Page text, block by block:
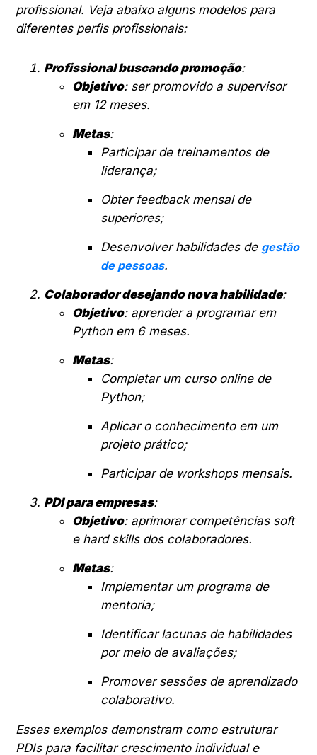
profissional. Veja abaixo alguns modelos para
diferentes perfis profissionais:
Profissional buscando promoção:
Objetivo: ser promovido a supervisor
em 12 meses.
Metas:
Participar de treinamentos de
liderança;
Obter feedback mensal de
superiores;
Desenvolver habilidades de gestão
de pessoas.
Colaborador desejando nova habilidade:
Objetivo: aprender a programar em
Python em 6 meses.
Metas:
Completar um curso online de
Python;
Aplicar o conhecimento em um
projeto prático;
Participar de workshops mensais.
PDI para empresas:
Objetivo: aprimorar competências soft
e hard skills dos colaboradores.
Metas:
Implementar um programa de
mentoria;
Identificar lacunas de habilidades
por meio de avaliações;
Promover sessões de aprendizado
colaborativo.
Esses exemplos demonstram como estruturar
PDIs para facilitar crescimento individual e